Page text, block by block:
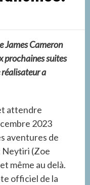
James Cameron
prochaines suites
réalisateur a
attendre
2023
aventures de
Neytiri (Zoe
même au delà.
officiel de la